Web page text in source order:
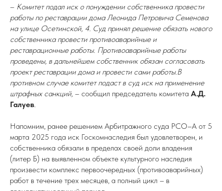
– Комитет подал иск о понуждении собственника провести
работы по реставрации дома Леонида Петровича Семенова
на улице Осетинской, 4. Суд принял решение обязать нового
собственника провести противоаварийные и
реставрационные работы. Противоаварийные работы
проведены, в дальнейшем собственник обязан согласовать
проект реставрации дома и провести сами работы.В
противном случае комитет подаст в суд иск на применение
штрафных санкций, – сообщил председатель комитета А.Д.
Галуев.
Напомним, ранее решением Арбитражного суда РСО–А от 5
марта 2025 года иск Госкомнаследия был удовлетворен, и
собственника обязали в пределах своей доли владения
(литер Б) на выявленном объекте культурного наследия
произвести комплекс первоочередных (противоаварийных)
работ в течение трех месяцев, а полный цикл – в